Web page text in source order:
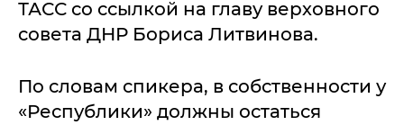
ТАСС со ссылкой на главу верховного
совета ДНР Бориса Литвинова.
По словам спикера, в собственности у
«Республики» должны остаться